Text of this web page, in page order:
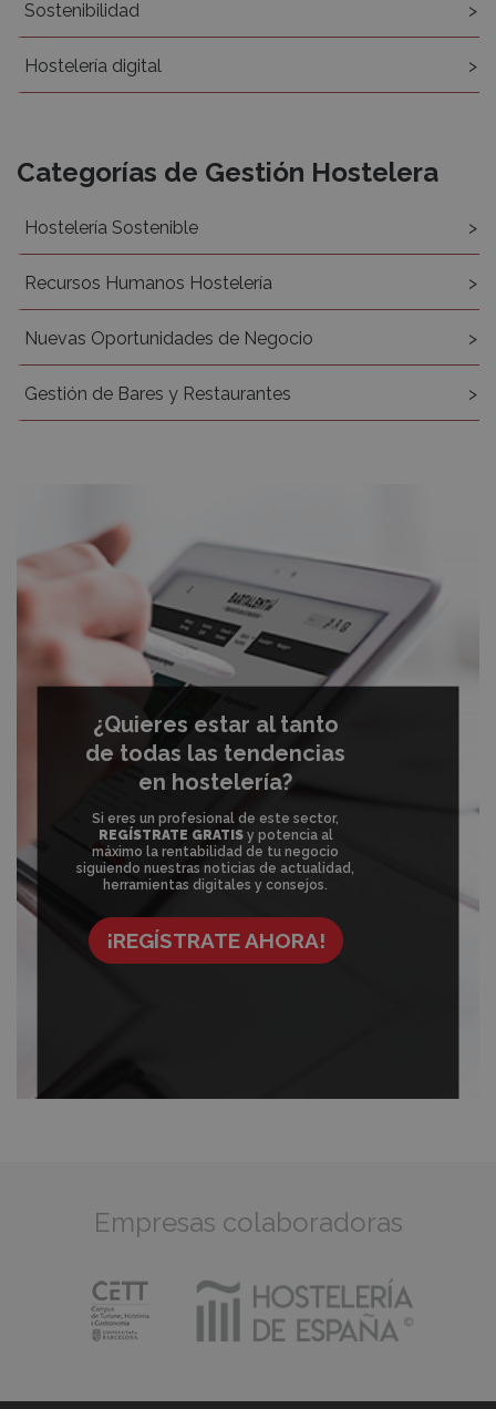
Sostenibilidad
Hostelería digital
Categorías de Gestión Hostelera
Hostelería Sostenible
Recursos Humanos Hostelería
Nuevas Oportunidades de Negocio
Gestión de Bares y Restaurantes
¿Quieres estar al tanto
de todas las tendencias
en hostelería?
Si eres un profesional de este sector,
REGÍSTRATE GRATISy potencia al
máximo la rentabilidad de tu negocio
siguiendo nuestras noticias de actualidad,
herramientas digitales y consejos.
¡REGÍSTRATE AHORA!
Empresas colaboradoras